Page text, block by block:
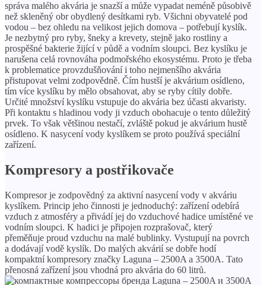
správa malého akvária je snazší a může vypadat neméně působivě
než skleněný obr obydlený desítkami ryb. Všichni obyvatelé pod
vodou – bez ohledu na velikost jejich domova – potřebují kyslík.
Je nezbytný pro ryby, šneky a krevety, stejně jako rostliny a
prospěšné bakterie žijící v půdě a vodním sloupci. Bez kyslíku je
narušena celá rovnováha podmořského ekosystému. Proto je třeba
k problematice provzdušňování i toho nejmenšího akvária
přistupovat velmi zodpovědně. Čím hustší je akvárium osídleno,
tím více kyslíku by mělo obsahovat, aby se ryby cítily dobře.
Určité množství kyslíku vstupuje do akvária bez účasti akvaristy.
Při kontaktu s hladinou vody ji vzduch obohacuje o tento důležitý
prvek. To však většinou nestačí, zvláště pokud je akvárium hustě
osídleno. K nasycení vody kyslíkem se proto používá speciální
zařízení.
Kompresory a postřikovače
Kompresor je zodpovědný za aktivní nasycení vody v akváriu
kyslíkem. Princip jeho činnosti je jednoduchý: zařízení odebírá
vzduch z atmosféry a přivádí jej do vzduchové hadice umístěné ve
vodním sloupci. K hadici je připojen rozprašovač, který
přeměňuje proud vzduchu na malé bublinky. Vystupují na povrch
a dodávají vodě kyslík. Do malých akvárií se dobře hodí
kompaktní kompresory značky Laguna – 2500A a 3500A. Tato
přenosná zařízení jsou vhodná pro akvária do 60 litrů.